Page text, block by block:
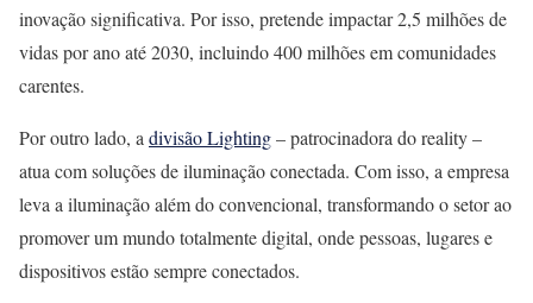
inovação significativa. Por isso, pretende impactar 2,5 milhões de
vidas por ano até 2030, incluindo 400 milhões em comunidades
carentes.
Por outro lado, a divisão Lighting– patrocinadora do reality –
atua com soluções de iluminação conectada. Com isso, a empresa
leva a iluminação além do convencional, transformando o setor ao
promover um mundo totalmente digital, onde pessoas, lugares e
dispositivos estão sempre conectados.